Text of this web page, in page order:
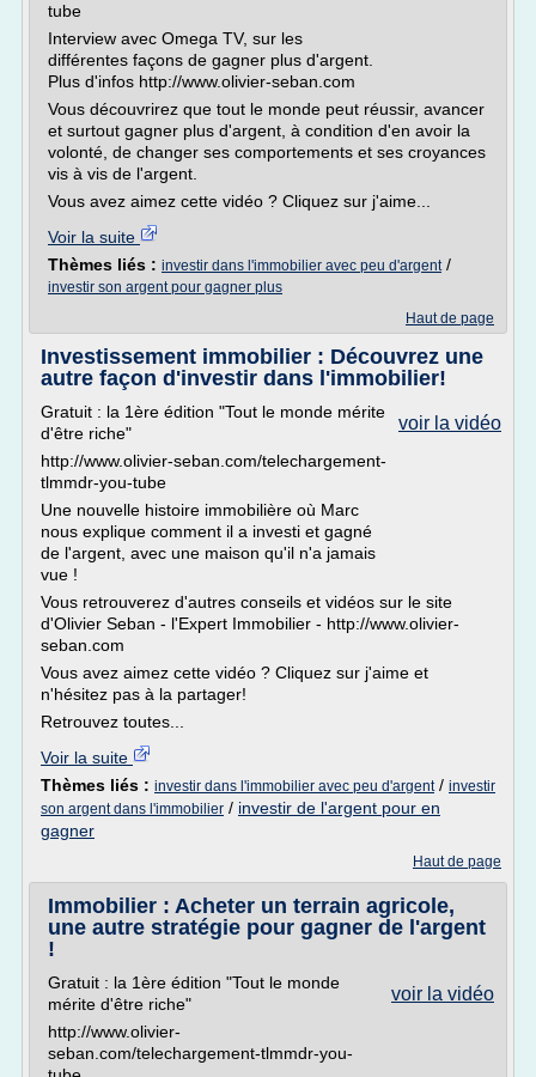
tube
Interview avec Omega TV, sur les
différentes façons de gagner plus d'argent.
Plus d'infos http://www.olivier-seban.com
Vous découvrirez que tout le monde peut réussir, avancer
et surtout gagner plus d'argent, à condition d'en avoir la
volonté, de changer ses comportements et ses croyances
vis à vis de l'argent.
Vous avez aimez cette vidéo ? Cliquez sur j'aime...
Voir la suite
Thèmes liés : investir dans l'immobilier avec peu d'argent/
investir son argent pour gagner plus
Haut de page
Investissement immobilier : Découvrez une
autre façon d'investir dans l'immobilier!
voir la vidéo
Gratuit : la 1ère édition "Tout le monde mérite
d'être riche"
http://www.olivier-seban.com/telechargement-
tlmmdr-you-tube
Une nouvelle histoire immobilière où Marc
nous explique comment il a investi et gagné
de l'argent, avec une maison qu'il n'a jamais
vue !
Vous retrouverez d'autres conseils et vidéos sur le site
d'Olivier Seban - l'Expert Immobilier - http://www.olivier-
seban.com
Vous avez aimez cette vidéo ? Cliquez sur j'aime et
n'hésitez pas à la partager!
Retrouvez toutes...
Voir la suite
Thèmes liés : investir dans l'immobilier avec peu d'argent/ investir
son argent dans l'immobilier / investir de l'argent pour en
gagner
Haut de page
Immobilier : Acheter un terrain agricole,
une autre stratégie pour gagner de l'argent
!
voir la vidéo
Gratuit : la 1ère édition "Tout le monde
mérite d'être riche"
http://www.olivier-
seban.com/telechargement-tlmmdr-you-